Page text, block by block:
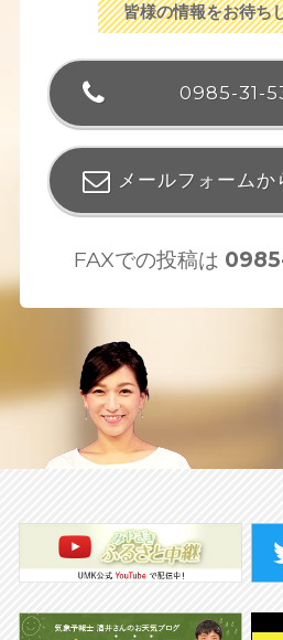
皆様の情報をお待ち
0985-31-
メールフォームか
FAXでの投稿は